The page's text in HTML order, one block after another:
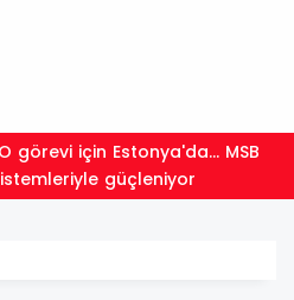
güçleniyor